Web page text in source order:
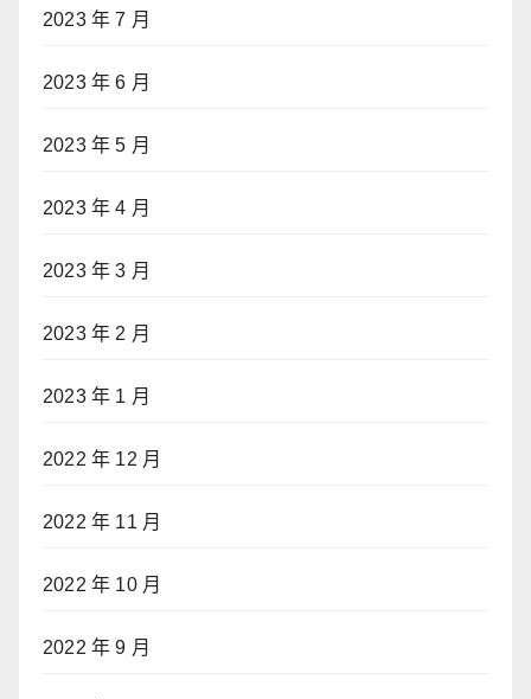
2023 年 7 月
2023 年 6 月
2023 年 5 月
2023 年 4 月
2023 年 3 月
2023 年 2 月
2023 年 1 月
2022 年 12 月
2022 年 11 月
2022 年 10 月
2022 年 9 月